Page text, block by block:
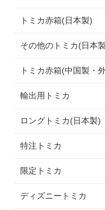
トミカ赤箱(日本製)
その他のトミカ(日本
トミカ赤箱(中国製・
輸出用トミカ
ロングトミカ(日本製)
特注トミカ
限定トミカ
ディズニートミカ